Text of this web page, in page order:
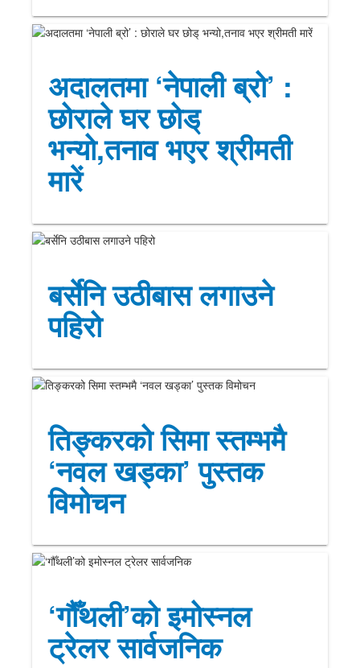
अदालतमा ‘नेपाली ब्रो’ :
छोराले घर छोड्
भन्यो,तनाव भएर श्रीमती
मारें
बर्सेनि उठीबास लगाउने
पहिरो
तिङ्करको सिमा स्तम्भमै
‘नवल खड्का’ पुस्तक
विमोचन
‘गौँथली’को इमोस्नल
ट्रेलर सार्वजनिक